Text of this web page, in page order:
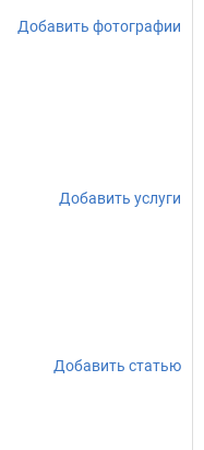
Добавить фотографии
Добавить услуги
Добавить статью